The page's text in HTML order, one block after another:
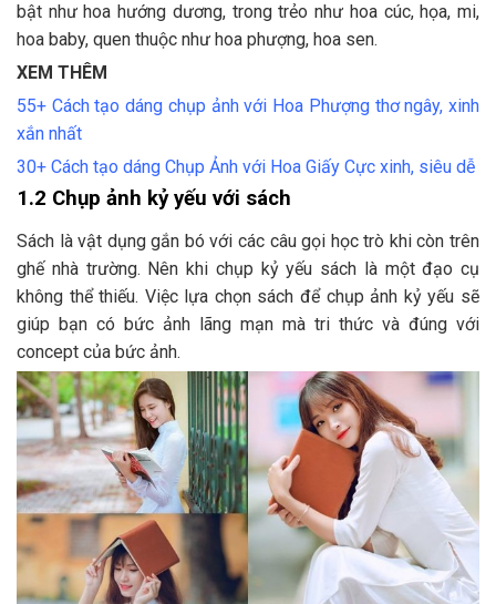
bật như hoa hướng dương, trong trẻo như hoa cúc, họa, mi,
hoa baby, quen thuộc như hoa phượng, hoa sen.
XEM THÊM
55+ Cách tạo dáng chụp ảnh với Hoa Phượng thơ ngây, xinh
xắn nhất
30+ Cách tạo dáng Chụp Ảnh với Hoa Giấy Cực xinh, siêu dễ
1.2 Chụp ảnh kỷ yếu với sách
Sách là vật dụng gắn bó với các câu gọi học trò khi còn trên
ghế nhà trường. Nên khi chụp kỷ yếu sách là một đạo cụ
không thể thiếu. Việc lựa chọn sách để chụp ảnh kỷ yếu sẽ
giúp bạn có bức ảnh lãng mạn mà tri thức và đúng với
concept của bức ảnh.